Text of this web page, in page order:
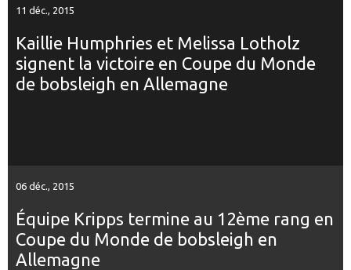
11 déc., 2015
Kaillie Humphries et Melissa Lotholz
signent la victoire en Coupe du Monde
de bobsleigh en Allemagne
06 déc., 2015
Équipe Kripps termine au 12ème rang en
Coupe du Monde de bobsleigh en
Allemagne